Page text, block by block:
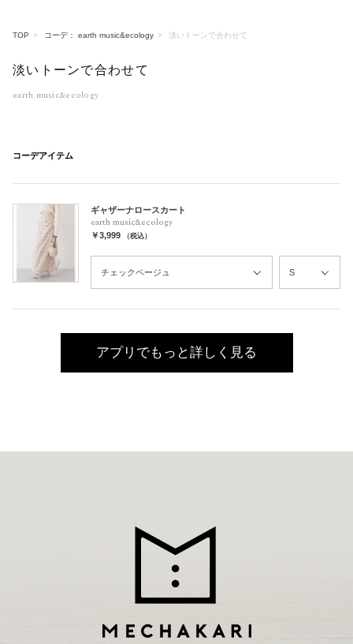
TOP コーデ： earth music&ecology 淡いトーンで合わせて
淡いトーンで合わせて
earth music&ecology
コーデアイテム
ギャザーナロースカート
earth music&ecology
￥3,999 （税込）
アプリでもっと詳しく見る